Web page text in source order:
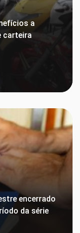
a
carteira
encerrado
da série